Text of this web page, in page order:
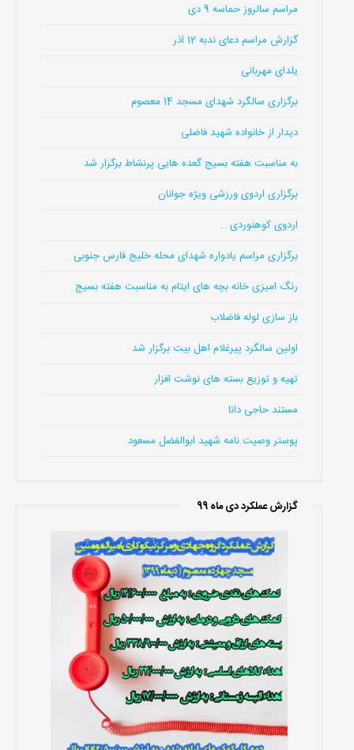
مراسم سالروز حماسه 9 دی
گزارش مراسم دعای ندبه 12 اذر
یلدای مهربانی
برگزاری سالگرد شهدای مسجد 14 معصوم
دیدار از خانواده شهید فاضلی
به مناسبت هفته بسیج گعده هایی پرنشاط برگزار شد
برگزاری اردوی ورزشی ویژه جوانان
اردوی کوهنوردی …
برگزاری مراسم یادواره شهدای محله خلیج فارس جنوبی
رنگ امیزی خانه بچه های ایتام به مناسبت هفته بسیج
باز سازی لوله فاضلاب
اولین سالگرد پیرغلام اهل بیت برگزار شد
تهیه و توزیع بسته های نوشت افزار
مستند حاجی دانا
پوستر وصیت نامه شهید ابوالفضل مسعود
گزارش عملکرد دی ماه 99